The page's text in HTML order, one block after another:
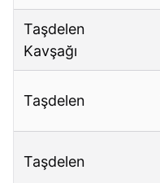
Taşdelen
Kavşağı
Taşdelen
Taşdelen